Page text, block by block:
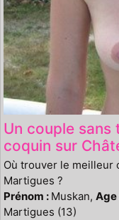
Un couple sans
coquin sur
Où trouver le meilleur
Martigues ?
Prénom : Muskan, Age
Martigues (13)